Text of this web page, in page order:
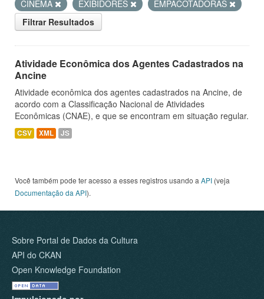
CINEMA
EXIBIDORES
EMPACOTADORAS
Filtrar Resultados
Atividade Econômica dos Agentes Cadastrados na
Ancine
Atividade econômica dos agentes cadastrados na Ancine, de
acordo com a Classificação Nacional de Atividades
Econômicas (CNAE), e que se encontram em situação regular.
CSV XML JS
Você também pode ter acesso a esses registros usando a API (veja
Documentação da API).
Sobre Portal de Dados da Cultura
API do CKAN
Open Knowledge Foundation